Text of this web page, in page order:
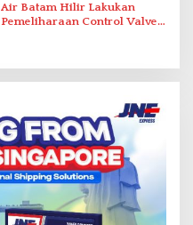
Air Batam Hilir Lakukan
Pemeliharaan Control Valve,